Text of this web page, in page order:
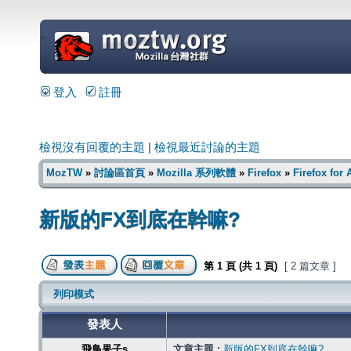
=
登入 註冊
檢視沒有回覆的主題 檢視最近討論的主題
MozTW» 討論區首頁 » Mozilla 系列軟體 » Firefox » Firefox for
新版的FX到底在幹嘛?
第 1 頁 (共 1 頁) [ 2 篇文章 ]
列印模式
發表人